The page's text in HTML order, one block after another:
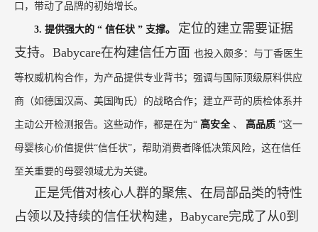
口，带动了品牌的初始增长。
3. 提供强大的 “ 信任状 ” 支撑。 定位的建立需要证据
支持。Babycare在构建信任方面 也投入颇多：与丁香医生
等权威机构合作，为产品提供专业背书；强调与国际顶级原料供应
商（如德国汉高、美国陶氏）的战略合作；建立严苛的质检体系并
主动公开检测报告。这些动作，都是在为“ 高安全 、 高品质 ”这一
母婴核心价值提供“信任状”，帮助消费者降低决策风险，这在信任
至关重要的母婴领域尤为关键。
正是凭借对核心人群的聚焦、在局部品类的特性
占领以及持续的信任状构建，Babycare完成了从0到